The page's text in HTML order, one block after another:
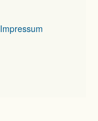
Impressum